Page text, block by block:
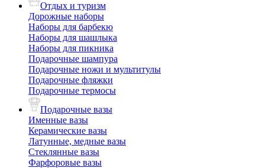
Отдых и туризм
Дорожные наборы
Наборы для барбекю
Наборы для шашлыка
Наборы для пикника
Подарочные шампура
Подарочные ножи и мультитулы
Подарочные фляжки
Подарочные термосы
Подарочные вазы
Именные вазы
Керамические вазы
Латунные, медные вазы
Стеклянные вазы
Фарфоровые вазы